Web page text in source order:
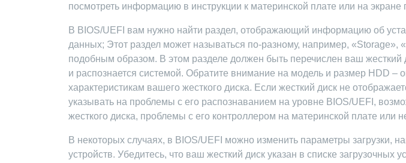
посмотреть информацию в инструкции к материнской плате или на экране
В BIOS/UEFI вам нужно найти раздел, отображающий информацию об
данных; Этот раздел может называться по-разному, например, «Storage»,
подобным образом. В этом разделе должен быть перечислен ваш жесткий
и распознается системой. Обратите внимание на модель и размер HDD –
характеристикам вашего жесткого диска. Если жесткий диск не
указывать на проблемы с его распознаванием на уровне BIOS/UEFI,
жесткого диска, проблемы с его контроллером на материнской плате или
В некоторых случаях, в BIOS/UEFI можно изменить параметры загрузки,
устройств. Убедитесь, что ваш жесткий диск указан в списке загрузочных